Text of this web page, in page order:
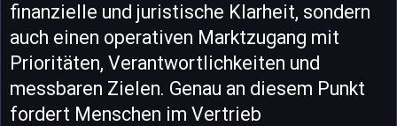
finanzielle und juristische Klarheit, sondern
auch einen operativen Marktzugang mit
Prioritäten, Verantwortlichkeiten und
messbaren Zielen. Genau an diesem Punkt
fordert Menschen im Vertrieb